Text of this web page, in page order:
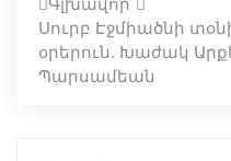
Սուրբ Էջմիածնի
օրերուն. Խաժակ
Պարսամեան